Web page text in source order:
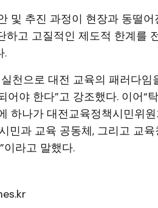
및 추진 과정이 현장과 동떨어
고 고질적인 제도적 한계를
.
천으로 대전 교육의 패러다임
야 한다”고 강조했다. 이어“
하나가 대전교육정책시민위원
민과 교육 공동체, 그리고 교
라고 말했다.